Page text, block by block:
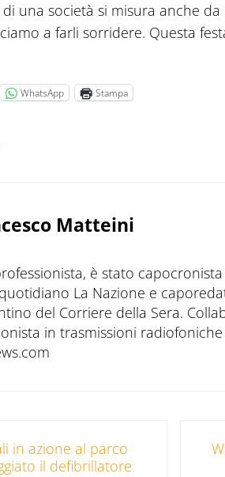
di una società si misura anche
a farli sorridere. Questa
WhatsApp Stampa
Matteini
è stato
La Nazione e
del Corriere della Sera.
in trasmissioni
in azione al parco
il defibrillatore